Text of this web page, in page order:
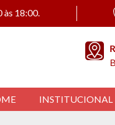
às 18:00.
INSTITUCIONAL